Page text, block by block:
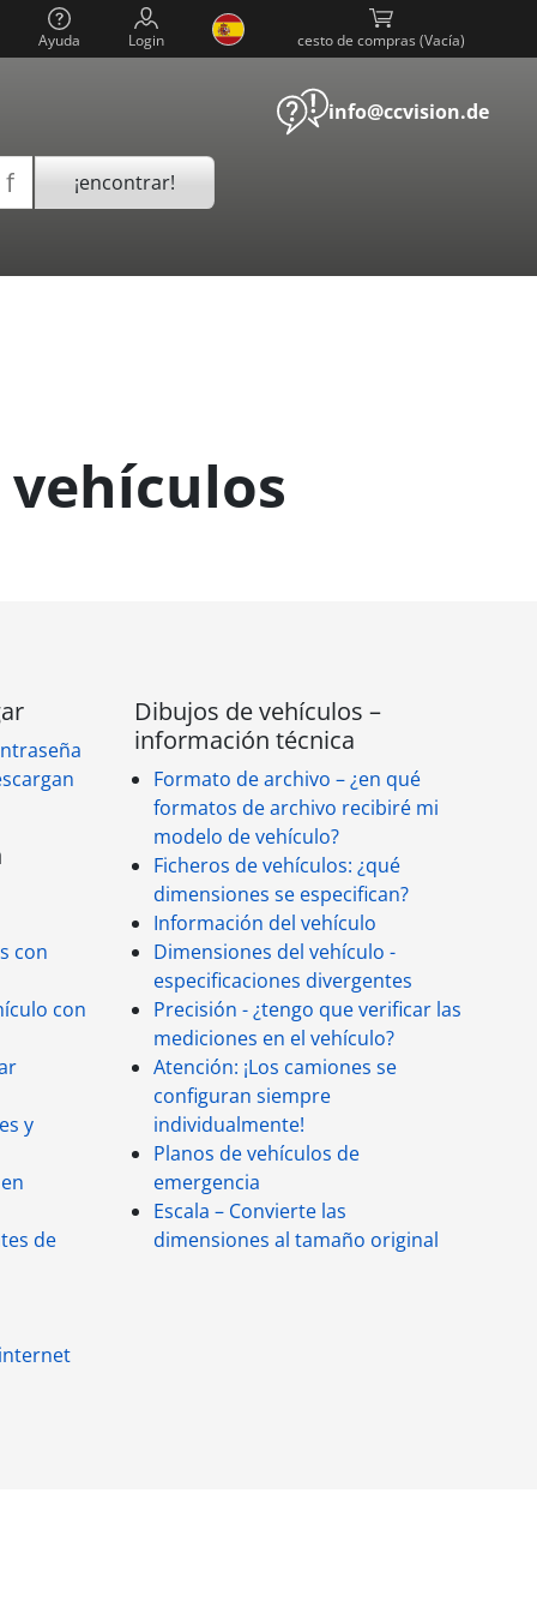
Ayuda Login cesto de compras ( )
info@ccvision.de
¡encontrar!
con
con
y
de
Dibujos de vehículos –
información técnica
Formato de archivo – ¿en qué
formatos de archivo recibiré mi
modelo de vehículo?
Ficheros de vehículos: ¿qué
dimensiones se especifican?
Información del vehículo
Dimensiones del vehículo -
especificaciones divergentes
Precisión - ¿tengo que verificar las
mediciones en el vehículo?
Atención: ¡Los camiones se
configuran siempre
individualmente!
Planos de vehículos de
emergencia
Escala – Convierte las
dimensiones al tamaño original